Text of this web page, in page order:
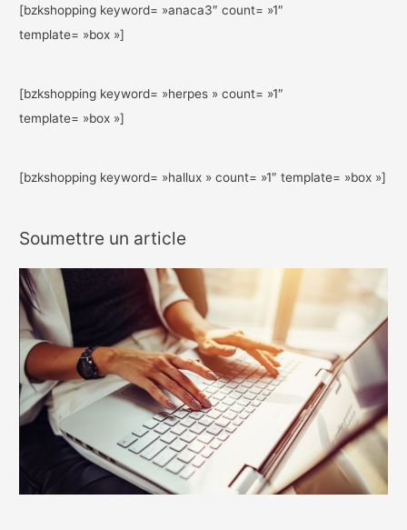
[bzkshopping keyword= »anaca3″ count= »1″
template= »box »]
[bzkshopping keyword= »herpes » count= »1″
template= »box »]
[bzkshopping keyword= »hallux » count= »1″ template= »box »]
Soumettre un article